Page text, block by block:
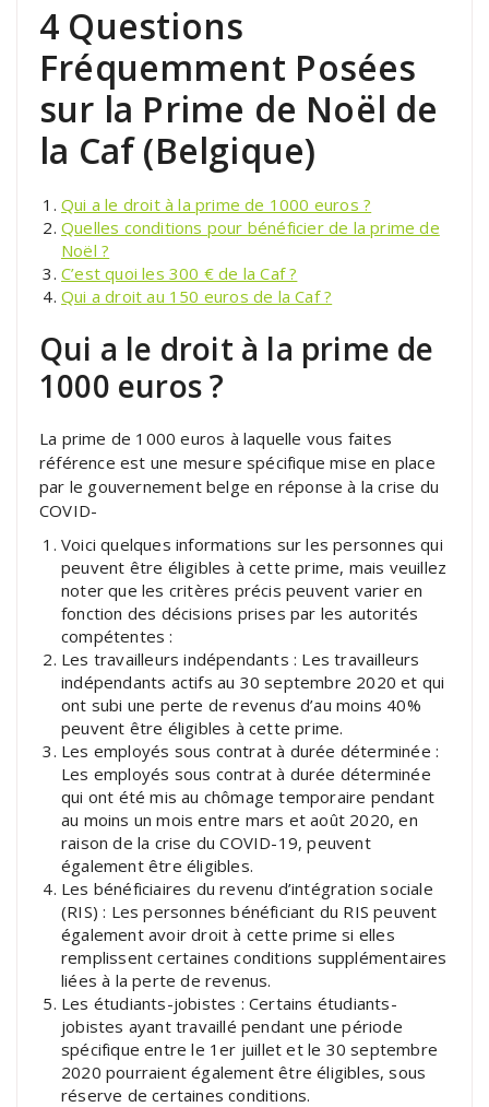
4 Questions
Fréquemment Posées
sur la Prime de Noël de
la Caf (Belgique)
Qui a le droit à la prime de 1000 euros ?
Quelles conditions pour bénéficier de la prime de
Noël ?
C’est quoi les 300 € de la Caf ?
Qui a droit au 150 euros de la Caf ?
Qui a le droit à la prime de
1000 euros ?
La prime de 1000 euros à laquelle vous faites
référence est une mesure spécifique mise en place
par le gouvernement belge en réponse à la crise du
COVID-
Voici quelques informations sur les personnes qui
peuvent être éligibles à cette prime, mais veuillez
noter que les critères précis peuvent varier en
fonction des décisions prises par les autorités
compétentes :
Les travailleurs indépendants : Les travailleurs
indépendants actifs au 30 septembre 2020 et qui
ont subi une perte de revenus d’au moins 40%
peuvent être éligibles à cette prime.
Les employés sous contrat à durée déterminée :
Les employés sous contrat à durée déterminée
qui ont été mis au chômage temporaire pendant
au moins un mois entre mars et août 2020, en
raison de la crise du COVID-19, peuvent
également être éligibles.
Les bénéficiaires du revenu d’intégration sociale
(RIS) : Les personnes bénéficiant du RIS peuvent
également avoir droit à cette prime si elles
remplissent certaines conditions supplémentaires
liées à la perte de revenus.
Les étudiants-jobistes : Certains étudiants-
jobistes ayant travaillé pendant une période
spécifique entre le 1er juillet et le 30 septembre
2020 pourraient également être éligibles, sous
réserve de certaines conditions.